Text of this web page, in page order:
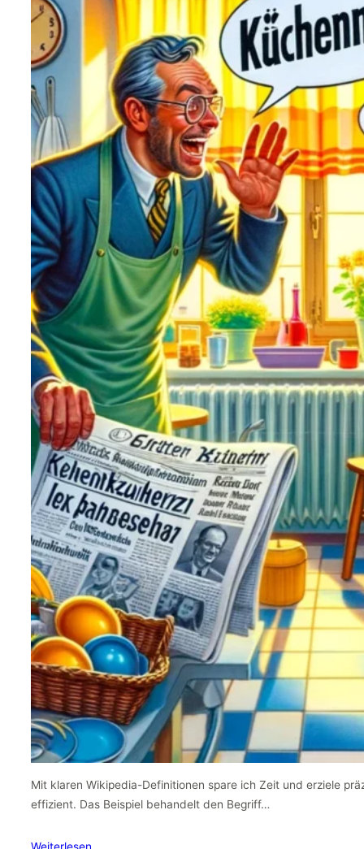
Mit klaren Wikipedia-Definitionen spare ich Zeit und erziele
effizient. Das Beispiel behandelt den Begriff…